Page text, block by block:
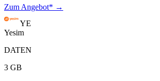
Zum Angebot* →
YE
Yesim
DATEN
3 GB